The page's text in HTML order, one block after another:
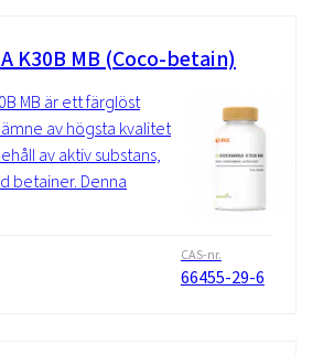
K30B MB (Coco-betain)
MB är ett färglöst
av högsta kvalitet
av aktiv substans,
betainer. Denna
CAS-nr.
66455-29-6